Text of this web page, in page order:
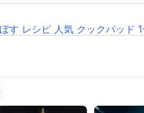
す レシピ 人気 クックパッド